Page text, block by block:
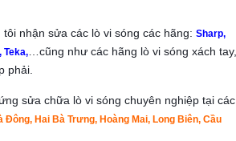
nhận sửa các lò vi sóng các hãng: Sharp,
Teka, …cũng như các hãng lò vi sóng xách tay,
phải.
sửa chữa lò vi sóng chuyên nghiệp tại các
Đông, Hai Bà Trưng, Hoàng Mai, Long Biên, Cầu